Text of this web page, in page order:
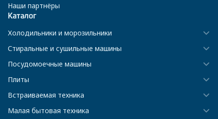
Наши партнёры
Каталог
Холодильники и морозильники
Стиральные и сушильные машины
Посудомоечные машины
Плиты
Встраиваемая техника
Малая бытовая техника